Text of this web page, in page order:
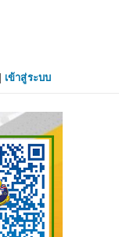
เข้าสู่ระบบ